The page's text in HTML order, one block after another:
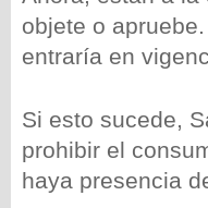
objete o
entraría en
Si esto sucede,
prohibir el
haya presencia